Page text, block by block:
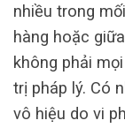
nhiều trong
hàng hoặc
không phải mọi
trị pháp lý. Có
vô hiệu do vi